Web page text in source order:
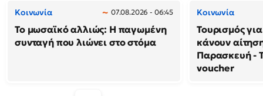
Κοινωνία 07.08.2026 - 06:45
Το μωσαϊκό αλλιώς: Η παγωμένη
συνταγή που λιώνει στο στόμα
Κοινωνία
Τουρισμός
κάνουν
Παρασκευή -
voucher